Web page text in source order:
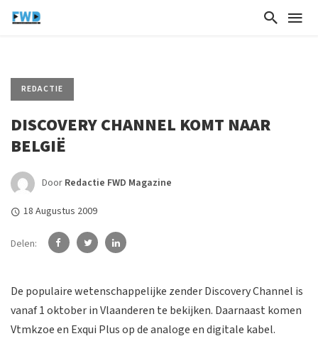
REDACTIE
DISCOVERY CHANNEL KOMT NAAR
BELGIË
Door Redactie FWD Magazine
18 Augustus 2009
Delen:
De populaire wetenschappelijke zender Discovery Channel is
vanaf 1 oktober in Vlaanderen te bekijken. Daarnaast komen
Vtmkzoe en Exqui Plus op de analoge en digitale kabel.